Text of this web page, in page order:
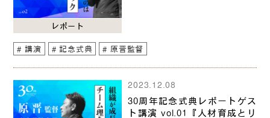
レポート
講演 記念式典 原晋監督
2023.12.08
30周年記念式典レポートゲス
ト講演 vol.01『人材育成とリ